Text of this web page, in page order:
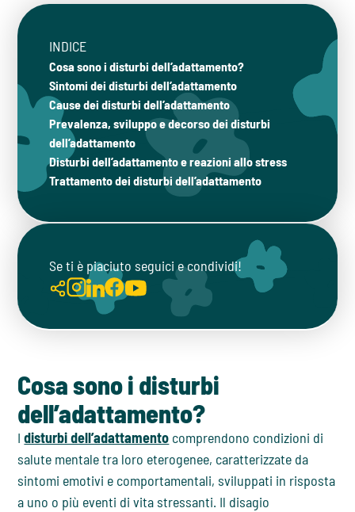
INDICE
Cosa sono i disturbi dell’adattamento?
Sintomi dei disturbi dell’adattamento
Cause dei disturbi dell’adattamento
Prevalenza, sviluppo e decorso dei disturbi
dell’adattamento
Disturbi dell’adattamento e reazioni allo stress
Trattamento dei disturbi dell’adattamento
Se ti è piaciuto seguici e condividi!
Cosa sono i disturbi
dell’adattamento?
Idisturbi dell’adattamento comprendono condizioni di
salute mentale tra loro eterogenee, caratterizzate da
sintomi emotivi e comportamentali, sviluppati in risposta
a uno o più eventi di vita stressanti. Il disagio